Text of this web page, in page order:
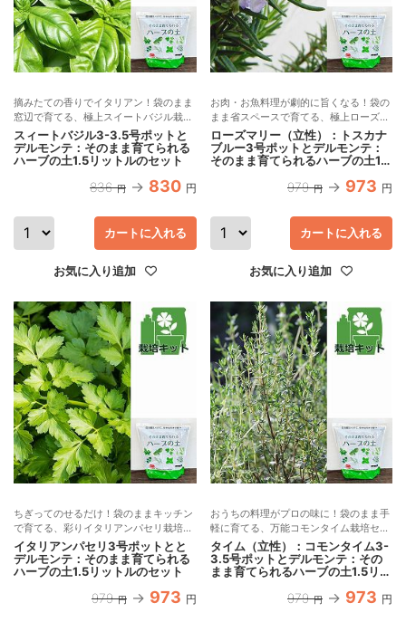
摘みたての香りでイタリアン！袋のまま
窓辺で育てる、極上スイートバジル栽培
セット
スィートバジル3-3.5号ポットと
デルモンテ：そのまま育てられる
ハーブの土1.5リットルのセット
836 円 830 円
カートに入れる
お気に入り追加
お肉・お魚料理が劇的に旨くなる！袋の
まま省スペースで育てる、極上ローズマ
リー栽培セット
ローズマリー（立性）：トスカナ
ブルー3号ポットとデルモンテ：
そのまま育てられるハーブの土1.5
979 円 973 円
カートに入れる
お気に入り追加
ちぎってのせるだけ！袋のままキッチン
で育てる、彩りイタリアンパセリ栽培セ
ット
イタリアンパセリ3号ポットとと
デルモンテ：そのまま育てられる
ハーブの土1.5リットルのセット
979 円 973 円
おうちの料理がプロの味に！袋のまま手
軽に育てる、万能コモンタイム栽培セッ
ト
タイム（立性）：コモンタイム3-
3.5号ポットとデルモンテ：その
まま育てられるハーブの土1.5リッ
979 円 973 円